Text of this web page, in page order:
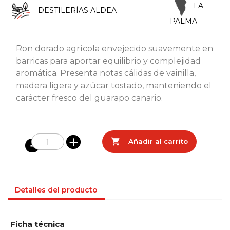
DESTILERÍAS ALDEA
LA
PALMA
Ron dorado agrícola envejecido suavemente en
barricas para aportar equilibrio y complejidad
aromática. Presenta notas cálidas de vainilla,
madera ligera y azúcar tostado, manteniendo el
carácter fresco del guarapo canario.
 Añadir al carrito
Detalles del producto
Ficha técnica